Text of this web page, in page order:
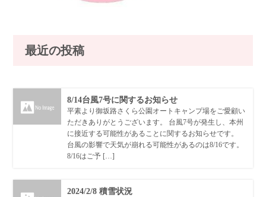
最近の投稿
8/14台風7号に関するお知らせ
平素より御坂路さくら公園オートキャンプ場をご愛顧い
ただきありがとうございます。 台風7号が発生し、本州
に接近する可能性があることに関するお知らせです。
台風の影響で天気が崩れる可能性があるのは8/16です。
8/16はご予 […]
2024/2/8 積雪状況